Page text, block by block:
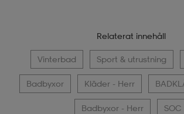
Relaterat innehåll
Vinterbad Sport & utrustning
Badbyxor Kläder - Herr
Badbyxor - Herr SOC